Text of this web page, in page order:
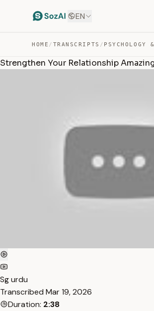
EN
HOME / TRANSCRIPTS / PSYCHOLOGY
Strengthen Your Relationship
Sg urdu
Transcribed Mar 19, 2026
Duration: 2:38